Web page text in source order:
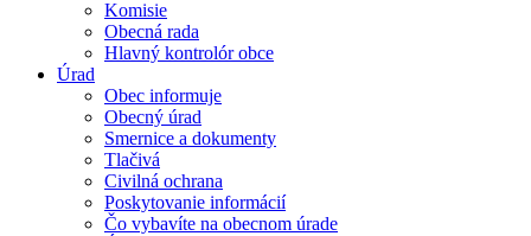
Komisie
Obecná rada
Hlavný kontrolór obce
Úrad
Obec informuje
Obecný úrad
Smernice a dokumenty
Tlačivá
Civilná ochrana
Poskytovanie informácií
Čo vybavíte na obecnom úrade